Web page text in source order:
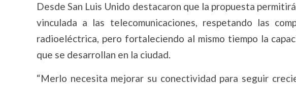
Desde San Luis Unido destacaron que la propuesta
vinculada a las telecomunicaciones, respetando las
radioeléctrica, pero fortaleciendo al mismo tiempo la
que se desarrollan en la ciudad.
“Merlo necesita mejorar su conectividad para seguir